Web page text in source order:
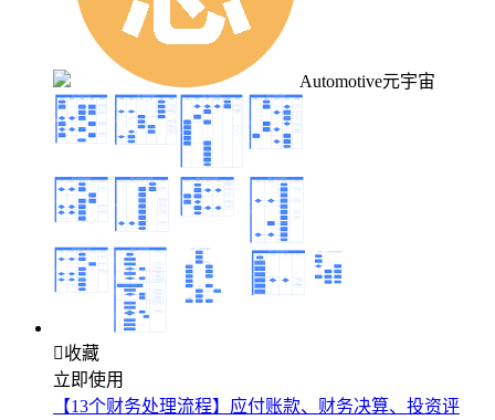
Automotive元宇宙
收藏
立即使用
【13个财务处理流程】应付账款、财务决算、投资评